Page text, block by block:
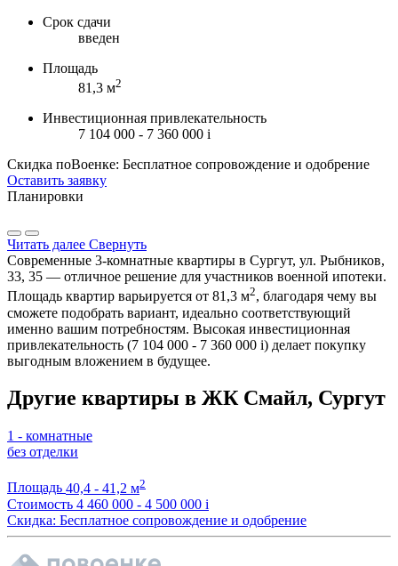
Срок сдачи
введен
Площадь
81,3 м2
Инвестиционная привлекательность
7 104 000 - 7 360 000 i
Скидка поВоенке: Бесплатное сопровождение и одобрение
Оставить заявку
Планировки
Читать далее Свернуть
Современные 3-комнатные квартиры в Сургут, ул. Рыбников,
33, 35 — отличное решение для участников военной ипотеки.
Площадь квартир варьируется от 81,3 м2, благодаря чему вы
сможете подобрать вариант, идеально соответствующий
именно вашим потребностям. Высокая инвестиционная
привлекательность (7 104 000 - 7 360 000 i) делает покупку
выгодным вложением в будущее.
Другие квартиры в ЖК Смайл, Сургут
1 - комнатные
без отделки
Площадь 40,4 - 41,2 м2
Стоимость 4 460 000 - 4 500 000 i
Скидка: Бесплатное сопровождение и одобрение